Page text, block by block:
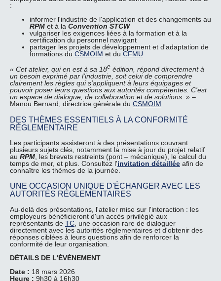
:
informer l'industrie de l'application et des changements au
RPM et à la Convention STCW
vulgariser les exigences liées à la formation et à la
certification du personnel navigant
partager les projets de développement et d'adaptation de
formations du CSMOIM et du CFMU
« Cet atelier, qui en est à sa 18e édition, répond directement à
un besoin exprimé par l'industrie, soit celui de comprendre
clairement les règles qui s'appliquent à leurs équipages et
pouvoir poser leurs questions aux autorités compétentes. C'est
un espace de dialogue, de collaboration et de solutions. » –
Manou Bernard, directrice générale du CSMOIM
DES THÈMES ESSENTIELS À LA CONFORMITÉ
RÉGLEMENTAIRE
Les participants assisteront à des présentations couvrant
plusieurs sujets clés, notamment la mise à jour du projet relatif
au RPM , les brevets restreints (pont – mécanique), le calcul du
temps de mer, et plus. Consultez l'invitation détaillée afin de
connaître les thèmes de la journée.
UNE OCCASION UNIQUE D'ÉCHANGER AVEC LES
AUTORITÉS RÉGLEMENTAIRES
Au-delà des présentations, l'atelier mise sur l'interaction : les
employeurs bénéficieront d'un accès privilégié aux
représentants de TC , une occasion rare de dialoguer
directement avec les autorités réglementaires et d'obtenir des
réponses ciblées à leurs questions afin de renforcer la
conformité de leur organisation.
DÉTAILS DE L'ÉVÉNEMENT
Date : 18 mars 2026
Heure : 9h30 à 16h30